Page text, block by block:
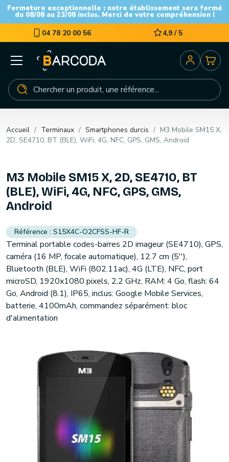
Fermeture exceptionnelle : notre établissement sera fermé
du 08/08 au 23/08 inclus. Merci de votre compréhension !
04 78 20 00 56 4,9 / 5
Accueil Terminaux Smartphones durcis
M3 Mobile SM15 X,
2D, SE4710, BT (BLE), WiFi, 4G, NFC, GPS, GMS, Android
M3 Mobile SM15 X, 2D, SE4710, BT
(BLE), WiFi, 4G, NFC, GPS, GMS,
Android
S15X4C-O2CFSS-HF-R
Terminal portable codes-barres 2D imageur (SE4710), GPS,
caméra (16 MP, focale automatique), 12.7 cm (5''),
Bluetooth (BLE), WiFi (802.11ac), 4G (LTE), NFC, port
microSD, 1920x1080 pixels, 2,2 GHz, RAM: 4 Go, flash: 64
Go, Android (8.1), IP65, inclus: Google Mobile Services,
batterie, 4100mAh, commandez séparément: bloc
d'alimentation